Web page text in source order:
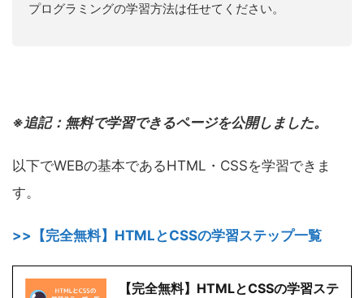
プログラミングの学習方法は任せてください。
※追記：無料で学習できるページを公開しました。
以下でWEBの基本であるHTML・CSSを学習できま
す。
>>【完全無料】HTMLとCSSの学習ステップ一覧
【完全無料】HTMLとCSSの学習ステ